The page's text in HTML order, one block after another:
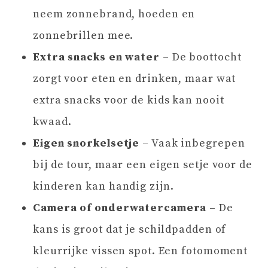
neem zonnebrand, hoeden en
zonnebrillen mee.
Extra snacks en water – De boottocht
zorgt voor eten en drinken, maar wat
extra snacks voor de kids kan nooit
kwaad.
Eigen snorkelsetje – Vaak inbegrepen
bij de tour, maar een eigen setje voor de
kinderen kan handig zijn.
Camera of onderwatercamera – De
kans is groot dat je schildpadden of
kleurrijke vissen spot. Een fotomoment